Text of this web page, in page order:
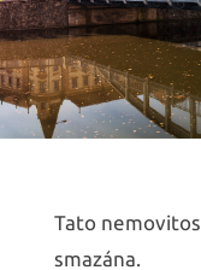
Tato
smazána.